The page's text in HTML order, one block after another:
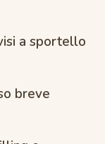
a sportello
breve